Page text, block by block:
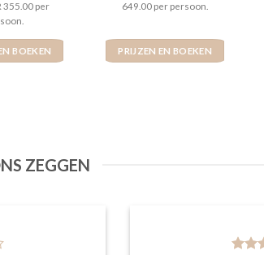
355.00 per
BOEKEN
649.00 per persoon.
PRIJZEN EN BOEKEN
ZEGGEN